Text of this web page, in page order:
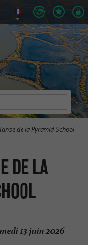
de la Pyramid School
de la
13 juin 2026